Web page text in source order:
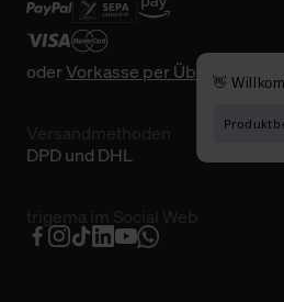
oderVorkasse per Überweisung
DPD und DHL